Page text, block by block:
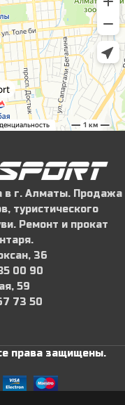
в г. Алматы. Продажа
туристического
Ремонт и прокат
36
00 90‬
59
73 50
права защищены.